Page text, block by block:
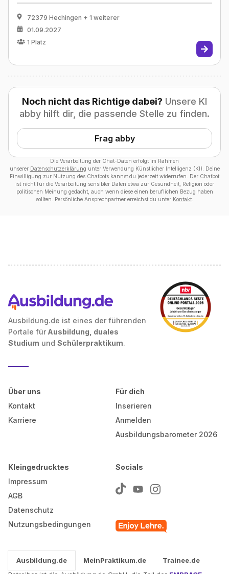
72379 Hechingen + 1 weiterer
01.09.2027
1 Platz
Noch nicht das Richtige dabei? Unsere KI
abby hilft dir, die passende Stelle zu finden.
Frag abby
Die Verarbeitung der Chat-Daten erfolgt im Rahmen
unserer Datenschutzerklärung unter Verwendung Künstlicher Intelligenz (KI). Deine
Einwilligung zur Nutzung des Chatbots kannst du jederzeit widerrufen. Der Chatbot
ist nicht für die Verarbeitung sensibler Daten etwa zur Gesundheit, Religion oder
politischen Meinung gedacht, auch wenn diese einen beruflichen Bezug haben
sollten. Persönliche Ansprechpartner erreichst du unter Kontakt
Ausbildung.de ist eines der führenden
Portale für Ausbildung, duales
Studium und Schülerpraktikum.
Über uns
Kontakt
Karriere
Für dich
Inserieren
Anmelden
Ausbildungsbarometer 2026
Kleingedrucktes
Impressum
AGB
Datenschutz
Nutzungsbedingungen
Socials
Ausbildung.de MeinPraktikum.de
Trainee.de